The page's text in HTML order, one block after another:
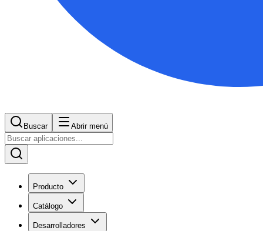
Buscar Abrir menú
Producto
Catálogo
Desarrolladores